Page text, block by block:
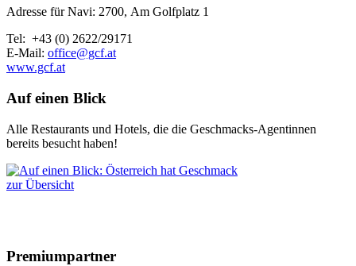
Adresse für Navi: 2700, Am Golfplatz 1
Tel: +43 (0) 2622/29171
E-Mail: office@gcf.at
www.gcf.at
Auf einen Blick
Alle Restaurants und Hotels, die die Geschmacks-Agentinnen
bereits besucht haben!
zur Übersicht
Premiumpartner